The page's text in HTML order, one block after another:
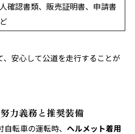
確認書類、販売証明書、申請書
、安心して公道を走行することが
力義務と推奨装備
転車の運転時、 ヘルメット着用